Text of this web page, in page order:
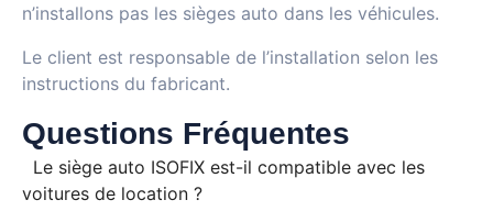
n’installons pas les sièges auto dans les véhicules.
Le client est responsable de l’installation selon les
instructions du fabricant.
Questions Fréquentes
Le siège auto ISOFIX est-il compatible avec les
voitures de location ?